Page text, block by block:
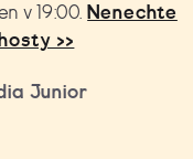
v 19:00.Nenechte
>>
Junior